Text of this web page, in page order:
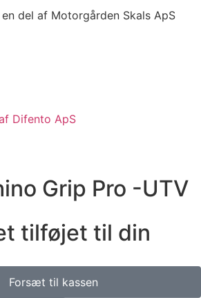
del af Motorgården Skals ApS
Difento ApS
Grip Pro -UTV
tilføjet til din
Forsæt til kassen